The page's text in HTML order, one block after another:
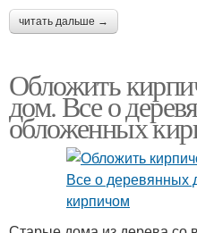
читать дальше →
Обложить
дом. Все о
обложенных